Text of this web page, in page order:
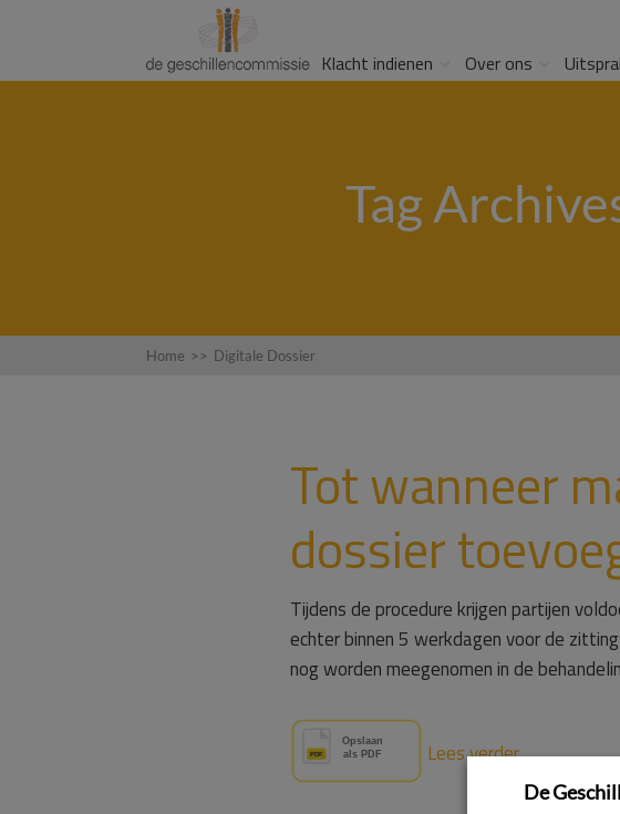
Klacht indienen Over ons
Tag
Home >> Digitale Dossier
Tot wanneer
dossier
Tijdens de procedure krijgen partijen
echter binnen 5 werkdagen voor de
nog worden meegenomen in de
Lees verder
De